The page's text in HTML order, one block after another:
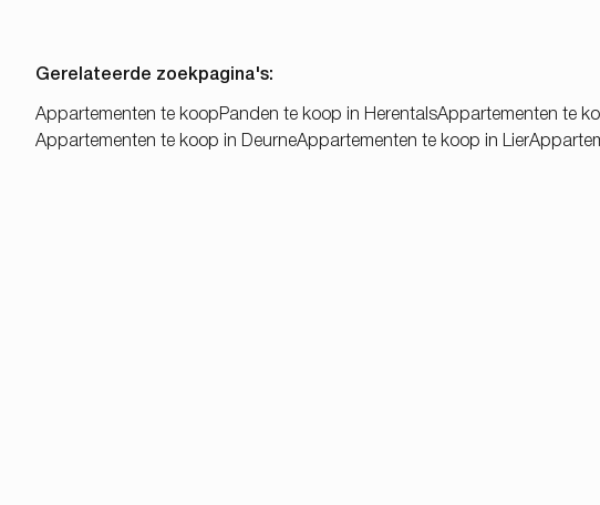
Gerelateerde zoekpagina's:
Appartementen te koop Panden te koop in HerentalsAppartementen te
Appartementen te koop in DeurneAppartementen te koop in Lier